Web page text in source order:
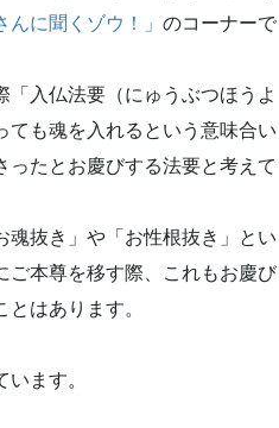
んに聞くゾウ！」のコーナーで
入仏法要（にゅうぶつほうよ
ても魂を入れるという意味合い
ったとお慶びする法要と考えて
抜き」や「お性根抜き」とい
ご本尊を移す際、これもお慶び
はあります。
ます。